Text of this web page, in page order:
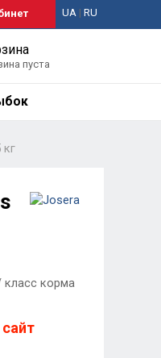
UA| RU
пуста
класс корма